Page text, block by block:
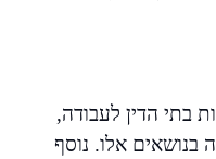
בתי הדין לעבודה,
בנושאים אלו. נוסף